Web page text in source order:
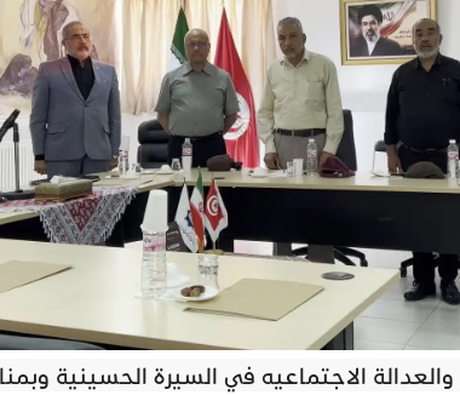
والعدالة الاجتماعيه في السيرة الحسينية